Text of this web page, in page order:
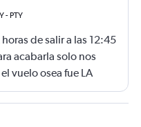
- PTY
de salir a las 12:45
acabarla solo nos
vuelo osea fue LA
EN COPA Y LOS